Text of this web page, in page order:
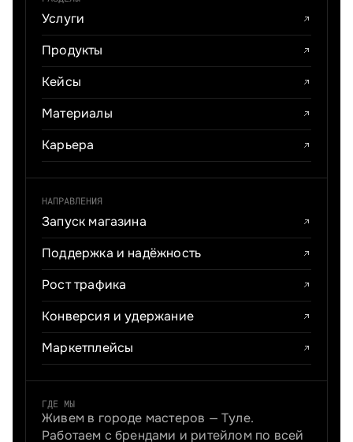
Услуги
Продукты
Кейсы
Материалы
Карьера
НАПРАВЛЕНИЯ
Запуск магазина
Поддержка и надёжность
Рост трафика
Конверсия и удержание
Маркетплейсы
ГДЕ МЫ
Живем в городе мастеров — Туле.
Работаем с брендами и ритейлом по всей